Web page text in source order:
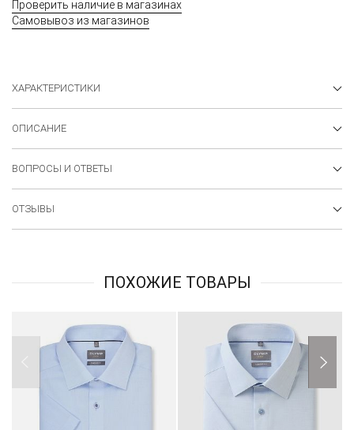
Проверить наличие в магазинах
Самовывоз из магазинов
ХАРАКТЕРИСТИКИ
ОПИСАНИЕ
ВОПРОСЫ И ОТВЕТЫ
ОТЗЫВЫ
ПОХОЖИЕ ТОВАРЫ